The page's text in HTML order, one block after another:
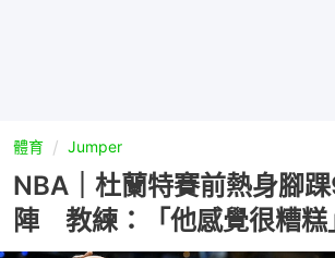
體育 Jumper
NBA｜杜蘭特賽前熱身腳
陣 教練：「他感覺很糟糕